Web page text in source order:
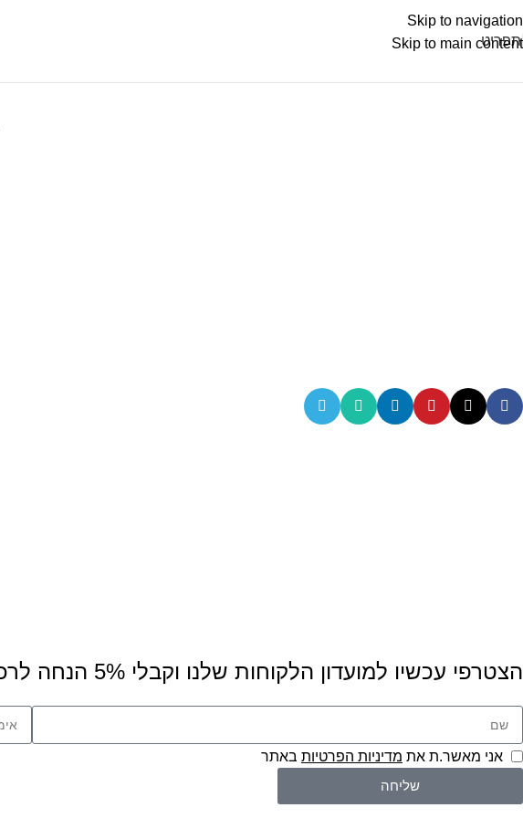
Skip to navigation
Skip to main content
תפריט
הצטרפי עכשיו למועדון הלקוחות שלנו וקבלי 5% הנחה לרכישה הראשונה שלך! 💌
אני מאשר.ת את מדיניות הפרטיות באתר
שליחה